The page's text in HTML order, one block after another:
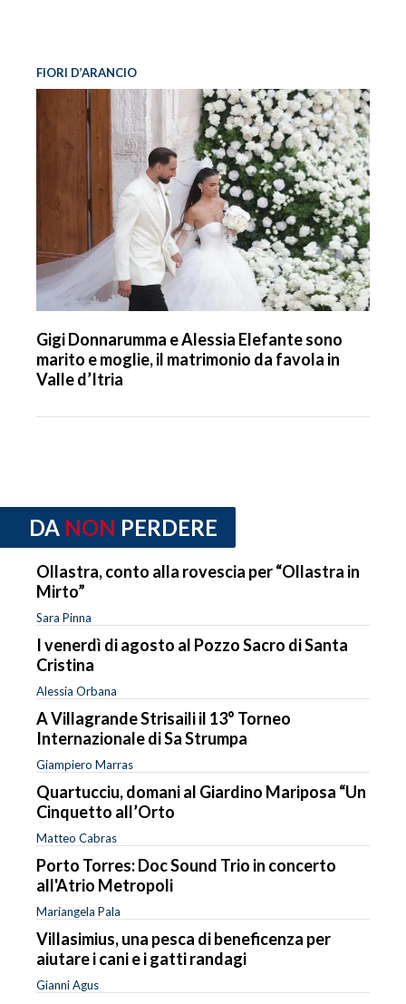
FIORI D’ARANCIO
Gigi Donnarumma e Alessia Elefante sono
marito e moglie, il matrimonio da favola in
Valle d’Itria
DA NON PERDERE
Ollastra, conto alla rovescia per “Ollastra in
Mirto”
Sara Pinna
I venerdì di agosto al Pozzo Sacro di Santa
Cristina
Alessia Orbana
A Villagrande Strisaili il 13° Torneo
Internazionale di Sa Strumpa
Giampiero Marras
Quartucciu, domani al Giardino Mariposa “Un
Cinquetto all’Orto
Matteo Cabras
Porto Torres: Doc Sound Trio in concerto
all'Atrio Metropoli
Mariangela Pala
Villasimius, una pesca di beneficenza per
aiutare i cani e i gatti randagi
Gianni Agus